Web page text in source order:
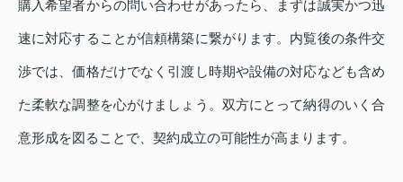
購入希望者からの問い合わせがあったら、まずは誠実かつ迅
速に対応することが信頼構築に繋がります。内覧後の条件交
渉では、価格だけでなく引渡し時期や設備の対応なども含め
た柔軟な調整を心がけましょう。双方にとって納得のいく合
意形成を図ることで、契約成立の可能性が高まります。